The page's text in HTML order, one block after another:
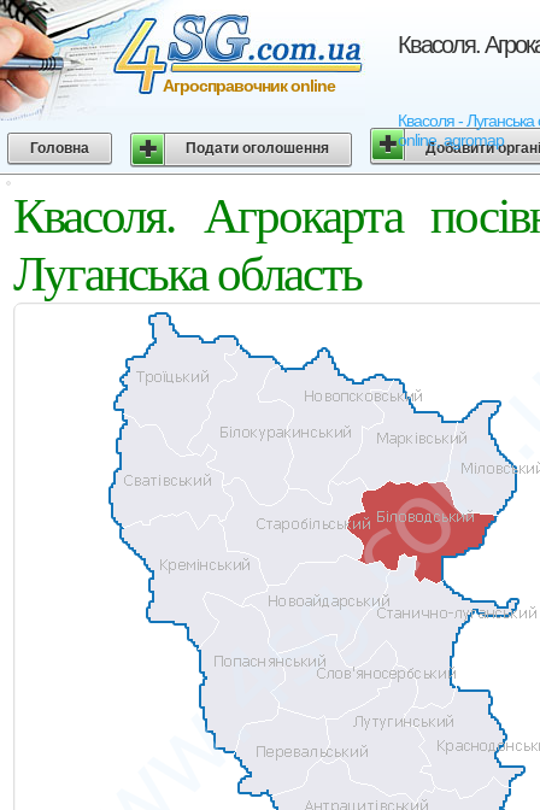
Квасоля.
Квасоля - Луганська
online, agromap
Агросправочник online
Головна Подати оголошення Добавити
Квасоля. Агрокарта
Луганська область